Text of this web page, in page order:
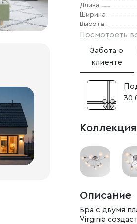
Длина
Ширина
Высота
Посмотреть
Забота о
клиенте
30
Описание
Бра с двумя
Virginia